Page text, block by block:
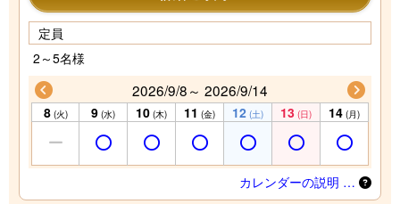
定員
2～5名様
2026/9/8～ 2026/9/14
8 (火) 9 (水) 10 (木) 11 (金) 12 (土) 13 (日) 14 (月)
カレンダーの説明 …